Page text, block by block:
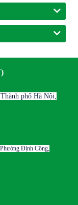
phố Hà Nội,
Định Công,